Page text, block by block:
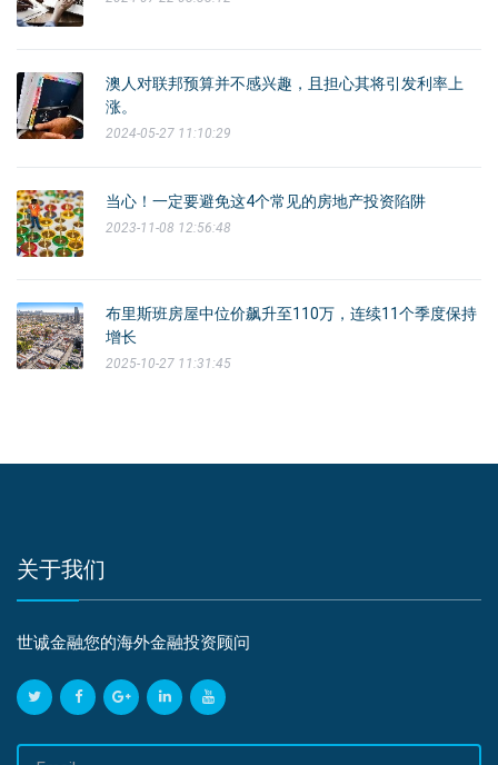
澳人对联邦预算并不感兴趣，且担心其将引发利率上
涨。
2024-05-27 11:10:29
当心！一定要避免这4个常见的房地产投资陷阱
2023-11-08 12:56:48
布里斯班房屋中位价飙升至110万，连续11个季度保持
增长
2025-10-27 11:31:45
关于我们
世诚金融您的海外金融投资顾问